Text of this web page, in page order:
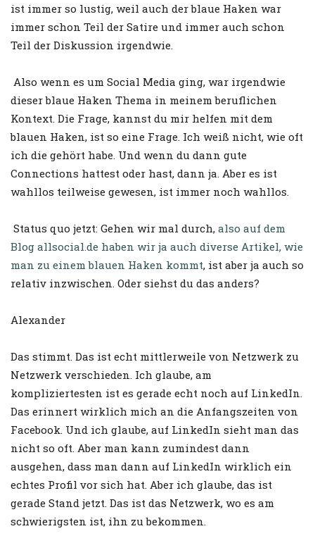
ist immer so lustig, weil auch der blaue Haken war
immer schon Teil der Satire und immer auch schon
Teil der Diskussion irgendwie.
Also wenn es um Social Media ging, war irgendwie
dieser blaue Haken Thema in meinem beruflichen
Kontext. Die Frage, kannst du mir helfen mit dem
blauen Haken, ist so eine Frage. Ich weiß nicht, wie oft
ich die gehört habe. Und wenn du dann gute
Connections hattest oder hast, dann ja. Aber es ist
wahllos teilweise gewesen, ist immer noch wahllos.
Status quo jetzt: Gehen wir mal durch, also auf dem
Blog allsocial.de haben wir ja auch diverse Artikel, wie
man zu einem blauen Haken kommt, ist aber ja auch so
relativ inzwischen. Oder siehst du das anders?
Alexander
Das stimmt. Das ist echt mittlerweile von Netzwerk zu
Netzwerk verschieden. Ich glaube, am
kompliziertesten ist es gerade echt noch auf LinkedIn.
Das erinnert wirklich mich an die Anfangszeiten von
Facebook. Und ich glaube, auf LinkedIn sieht man das
nicht so oft. Aber man kann zumindest dann
ausgehen, dass man dann auf LinkedIn wirklich ein
echtes Profil vor sich hat. Aber ich glaube, das ist
gerade Stand jetzt. Das ist das Netzwerk, wo es am
schwierigsten ist, ihn zu bekommen.